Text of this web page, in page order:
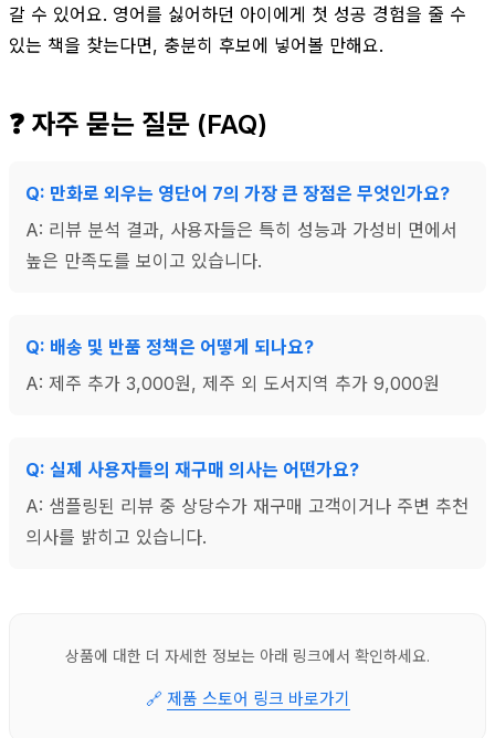
갈 수 있어요. 영어를 싫어하던 아이에게 첫 성공 경험을 줄 수
있는 책을 찾는다면, 충분히 후보에 넣어볼 만해요.
❓ 자주 묻는 질문 (FAQ)
Q: 만화로 외우는 영단어 7의 가장 큰 장점은 무엇인가요?
A: 리뷰 분석 결과, 사용자들은 특히 성능과 가성비 면에서
높은 만족도를 보이고 있습니다.
Q: 배송 및 반품 정책은 어떻게 되나요?
A: 제주 추가 3,000원, 제주 외 도서지역 추가 9,000원
Q: 실제 사용자들의 재구매 의사는 어떤가요?
A: 샘플링된 리뷰 중 상당수가 재구매 고객이거나 주변 추천
의사를 밝히고 있습니다.
상품에 대한 더 자세한 정보는 아래 링크에서 확인하세요.
🔗 제품 스토어 링크 바로가기